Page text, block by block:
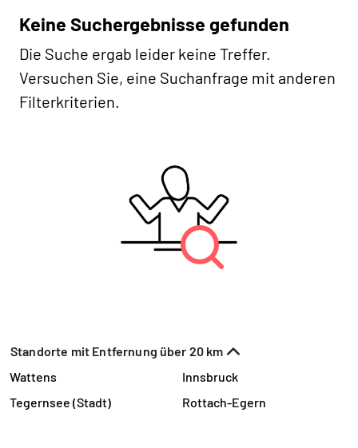
Keine Suchergebnisse gefunden
Die Suche ergab leider keine Treffer.
Versuchen Sie, eine Suchanfrage mit anderen
Filterkriterien.
Standorte mit Entfernung über 20 km
Wattens
Innsbruck
Tegernsee (Stadt)
Rottach-Egern